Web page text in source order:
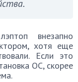
внезапно
хотя еще
Если это
ОС, скорее